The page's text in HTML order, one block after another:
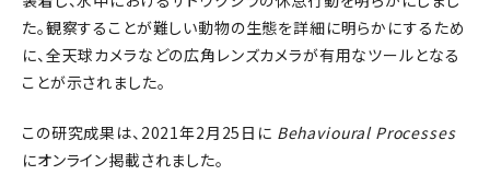
た。観察することが難しい動物の生態を詳細に明らかにするため
に、全天球カメラなどの広角レンズカメラが有用なツールとなる
ことが示されました。
この研究成果は、2021年2月25日に Behavioural Processes
にオンライン掲載されました。